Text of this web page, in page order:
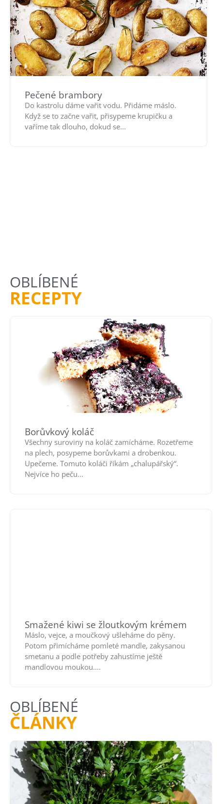
Pečené brambory
Do kastrolu dáme vařit vodu. Přidáme máslo.
Když se to začne vařit, přisypeme krupičku a
vaříme tak dlouho, dokud se...
OBLÍBENÉ
RECEPTY
Borůvkový koláč
Všechny suroviny na koláč zamícháme. Rozetřeme
na plech, posypeme borůvkami a drobenkou.
Upečeme. Tomuto koláči říkám „chalupářský“.
Nejvíce ho peču...
Smažené kiwi se žloutkovým krémem
Máslo, vejce, a moučkový ušleháme do pěny.
Potom přimícháme pomleté mandle, zakysanou
smetanu a podle potřeby zahustíme ještě
mandlovou moukou....
OBLÍBENÉ
ČLÁNKY